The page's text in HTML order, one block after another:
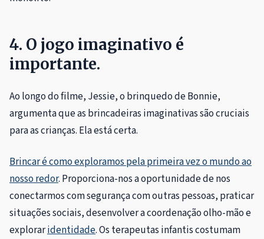
4. O jogo imaginativo é
importante.
Ao longo do filme, Jessie, o brinquedo de Bonnie,
argumenta que as brincadeiras imaginativas são cruciais
para as crianças. Ela está certa.
Brincar é como exploramos pela primeira vez o mundo ao
nosso redor. Proporciona-nos a oportunidade de nos
conectarmos com segurança com outras pessoas, praticar
situações sociais, desenvolver a coordenação olho-mão e
exploraridentidade. Os terapeutas infantis costumam